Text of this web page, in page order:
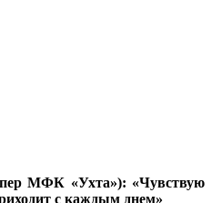
МФК «Ухта»): «Чувствую
с каждым днем»